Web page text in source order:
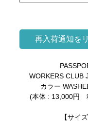
再入荷通知を
WORKERS CLUB
カラー
(本体 : 13,000円
【サイズ